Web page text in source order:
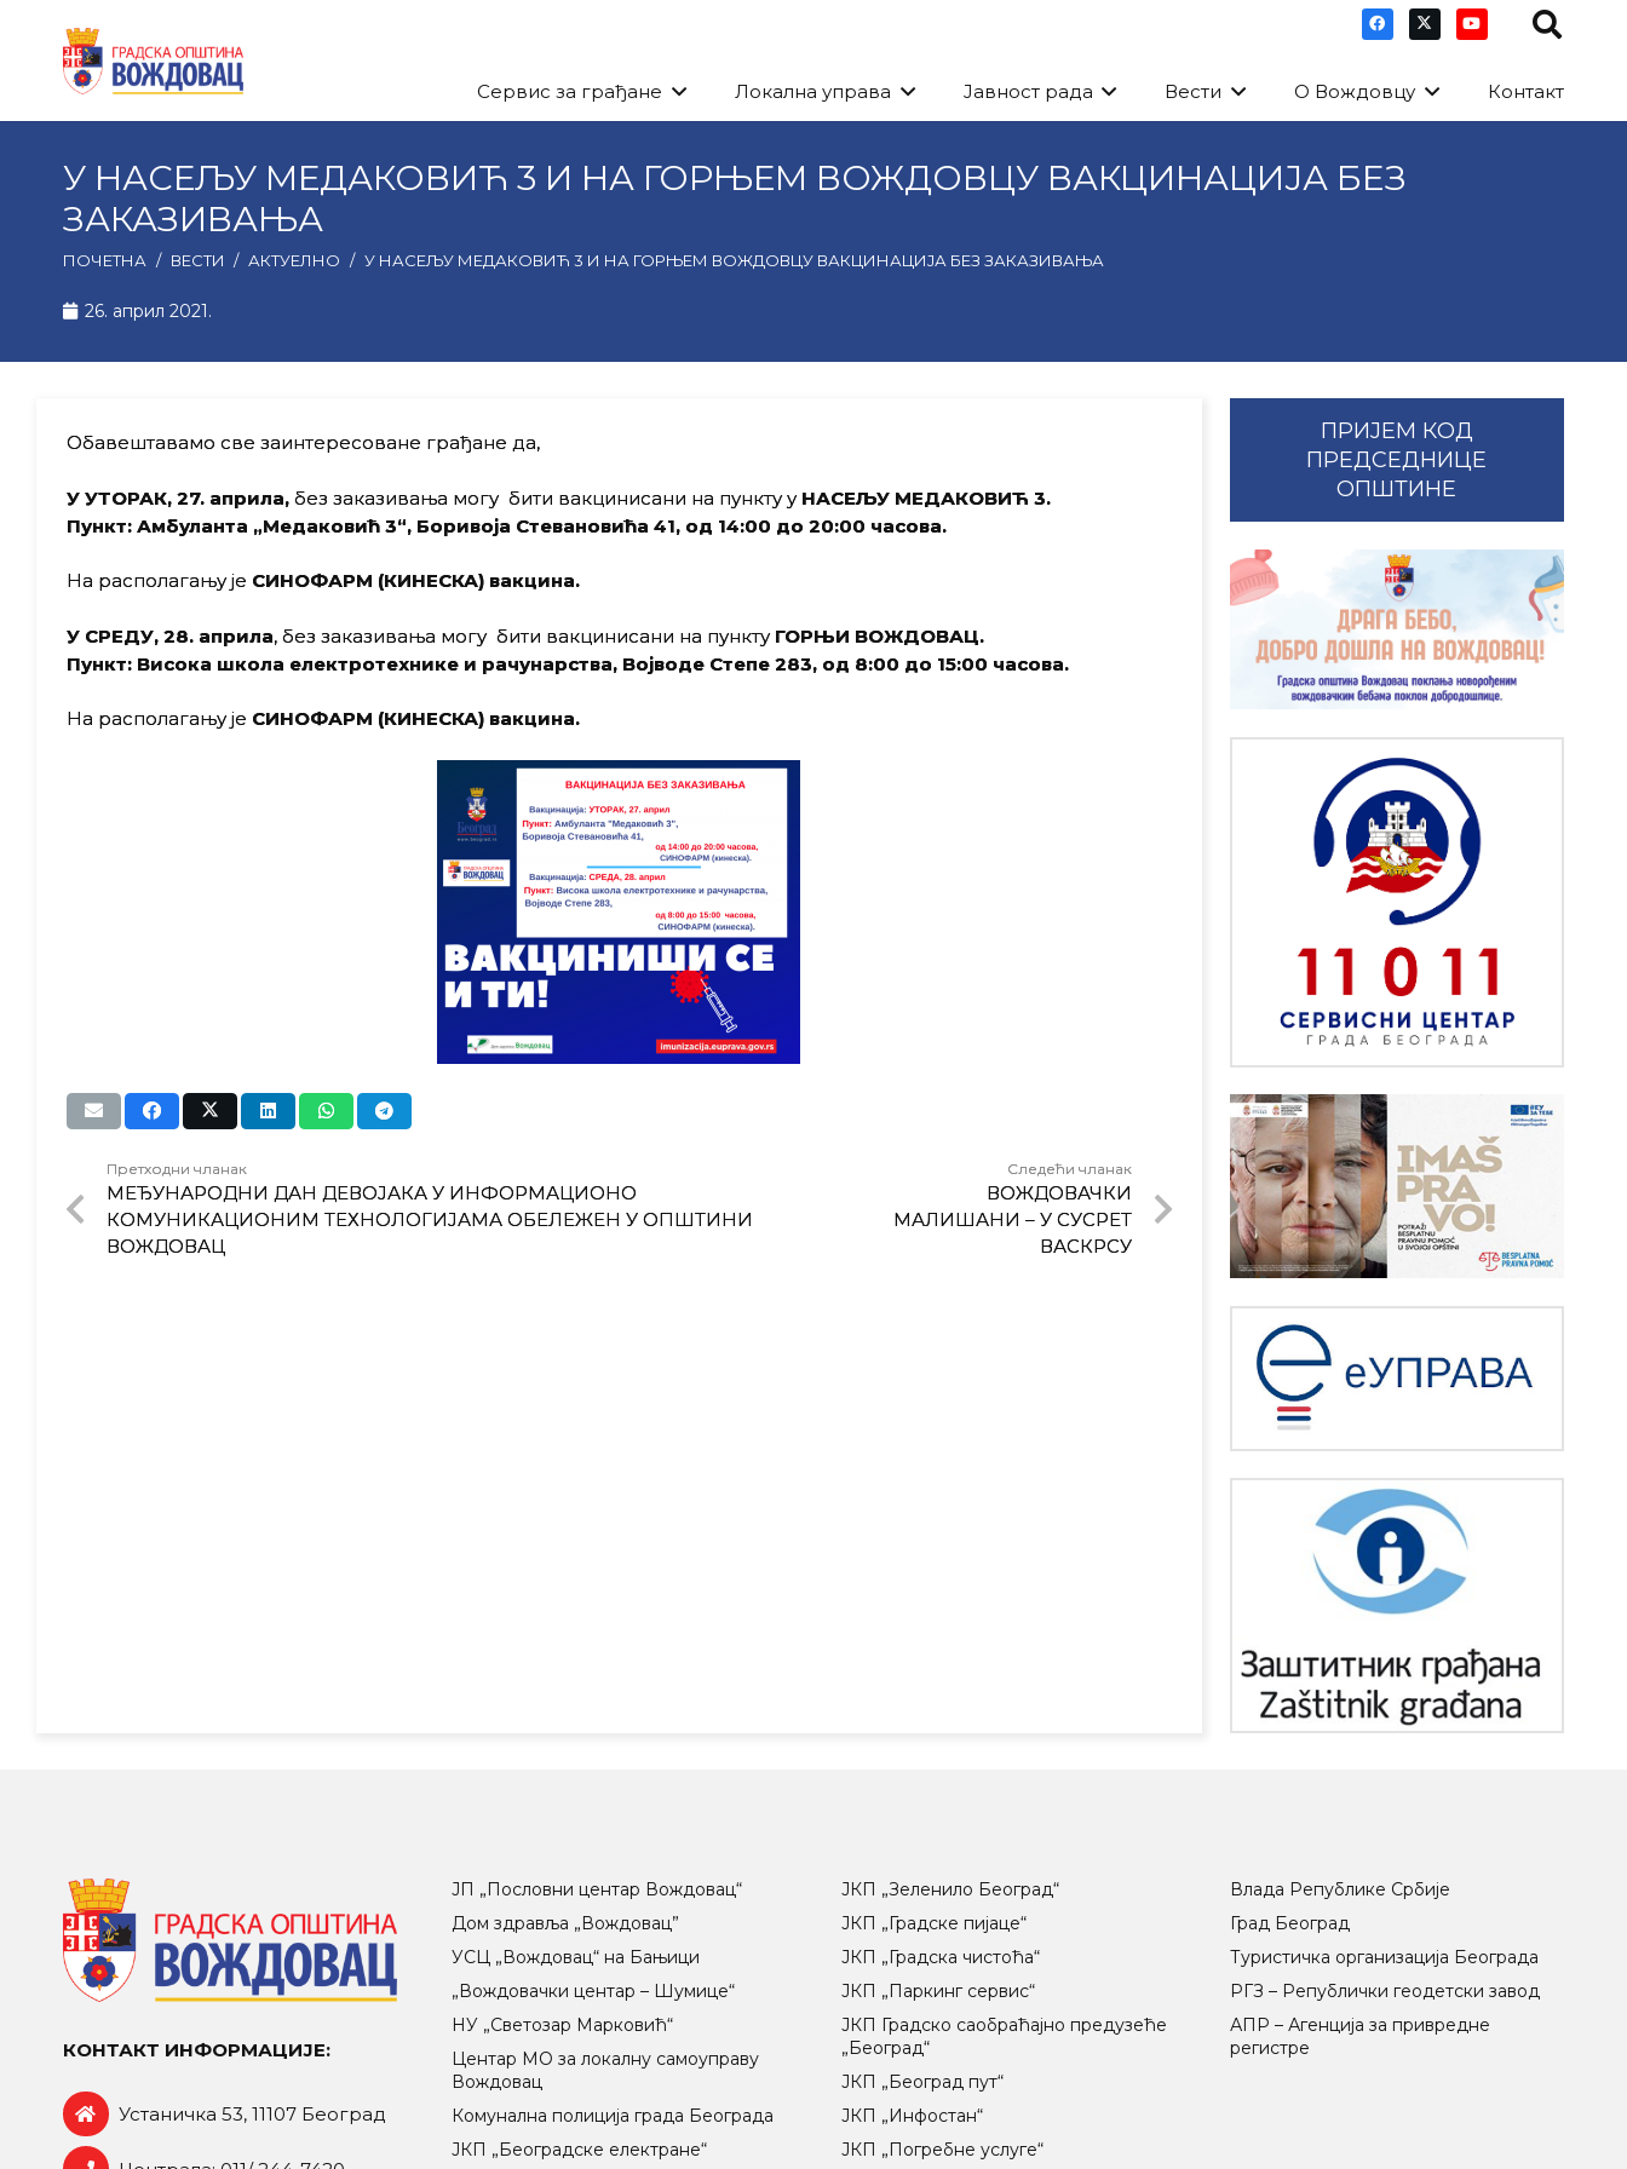
Сервис за грађане Локална управа Јавност рада Вести О Вождовцу Контакт
У НАСЕЉУ МЕДАКОВИЋ 3 И НА ГОРЊЕМ ВОЖДОВЦУ ВАКЦИНАЦИЈА БЕЗ
ЗАКАЗИВАЊА
ПОЧЕТНА / ВЕСТИ / АКТУЕЛНО / У НАСЕЉУ МЕДАКОВИЋ 3 И НА ГОРЊЕМ ВОЖДОВЦУ ВАКЦИНАЦИЈА БЕЗ ЗАКАЗИВАЊА
26. април 2021.
Обавештавамо све заинтересоване грађане да,
У УТОРАК, 27. априла,без заказивања могу бити вакцинисани на пункту у НАСЕЉУ МЕДАКОВИЋ 3.
Пункт: Амбуланта „Медаковић 3“, Боривоја Стевановића 41, од 14:00 до 20:00 часова.
На располагању је СИНОФАРМ (КИНЕСКА) вакцина.
У СРЕДУ, 28. априла, без заказивања могу бити вакцинисани на пункту ГОРЊИ ВОЖДОВАЦ.
Пункт: Висока школа електротехнике и рачунарства, Војводе Степе 283, од 8:00 до 15:00 часова.
На располагању је СИНОФАРМ (КИНЕСКА) вакцина.
Претходни чланак
МЕЂУНАРОДНИ ДАН ДЕВОЈАКА У ИНФОРМАЦИОНО
КОМУНИКАЦИОНИМ ТЕХНОЛОГИЈАМА ОБЕЛЕЖЕН У ОПШТИНИ
ВОЖДОВАЦ
Следећи чланак
ВОЖДОВАЧКИ
МАЛИШАНИ – У СУСРЕТ
ВАСКРСУ
ПРИЈЕМ КОД
ПРЕДСЕДНИЦЕ
ОПШТИНЕ
КОНТАКТ ИНФОРМАЦИЈЕ:
Устаничка 53, 11107 Београд
ЈП „Пословни центар Вождовац“
Дом здравља „Вождовац”
УСЦ „Вождовац“ на Бањици
„Вождовачки центар – Шумице“
НУ „Светозар Марковић“
Центар МO за локалну самоуправу
Вождовац
Комунална полиција града Београда
ЈКП „Београдске електране“
ЈКП „Зеленило Београд“
ЈКП „Градске пијаце“
ЈКП „Градска чистоћа“
ЈКП „Паркинг сервис“
ЈКП Градско саобраћајно предузеће
„Београд“
ЈКП „Београд пут“
ЈКП „Инфостан“
ЈКП „Погребне услуге“
Влада Републике Србије
Град Београд
Туристичка организација Београда
РГЗ – Републички геодетски завод
АПР – Агенција за привредне
регистре